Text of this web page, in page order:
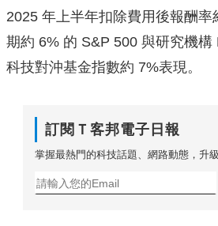
2025 年上半年扣除費用後報酬率
期約 6% 的 S&P 500 與研究機構
科技對沖基金指數約 7%表現。
訂閱Ｔ客邦電子日報
掌握最熱門的科技話題、網路動態，升